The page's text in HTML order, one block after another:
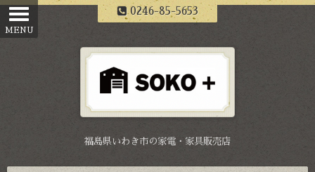
0246-85-5653
福島県いわき市の家電・家具販売店